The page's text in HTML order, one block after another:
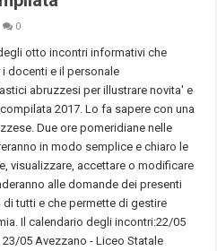
0
otto incontri informativi che
i docenti e il personale
abruzzesi per illustrare novita' e
2017. Lo fa sapere con una
Due ore pomeridiane nelle
in modo semplice e chiaro le
visualizzare, accettare o modificare
alle domande dei presenti
tutti e che permette di gestire
Il calendario degli incontri:22/05
23/05 Avezzano - Liceo Statale